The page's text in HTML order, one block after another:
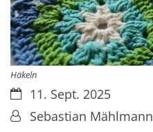
Häkeln
Datum:11. Sept. 2025
Von:Sebastian Mählmann